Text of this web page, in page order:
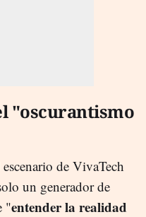
"oscurantismo
de VivaTech
un generador de
"entender la realidad